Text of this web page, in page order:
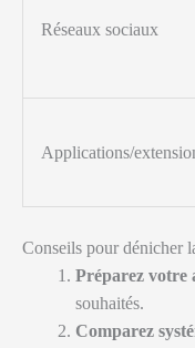
Réseaux sociaux
Applications/
Conseils pour dénicher
Préparez votre
souhaités.
Comparez